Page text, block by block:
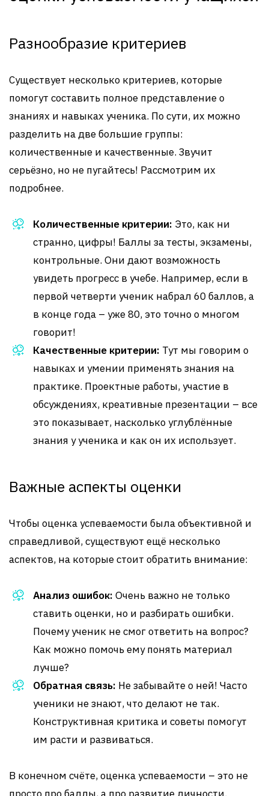
Разнообразие критериев
Существует несколько критериев, которые
помогут составить полное представление о
знаниях и навыках ученика. По сути, их можно
разделить на две большие группы:
количественные и качественные. Звучит
серьёзно, но не пугайтесь! Рассмотрим их
подробнее.
Количественные критерии: Это, как ни
странно, цифры! Баллы за тесты, экзамены,
контрольные. Они дают возможность
увидеть прогресс в учебе. Например, если в
первой четверти ученик набрал 60 баллов, а
в конце года – уже 80, это точно о многом
говорит!
Качественные критерии: Тут мы говорим о
навыках и умении применять знания на
практике. Проектные работы, участие в
обсуждениях, креативные презентации – все
это показывает, насколько углублённые
знания у ученика и как он их использует.
Важные аспекты оценки
Чтобы оценка успеваемости была объективной и
справедливой, существуют ещё несколько
аспектов, на которые стоит обратить внимание:
Анализ ошибок: Очень важно не только
ставить оценки, но и разбирать ошибки.
Почему ученик не смог ответить на вопрос?
Как можно помочь ему понять материал
лучше?
Обратная связь: Не забывайте о ней! Часто
ученики не знают, что делают не так.
Конструктивная критика и советы помогут
им расти и развиваться.
В конечном счёте, оценка успеваемости – это не